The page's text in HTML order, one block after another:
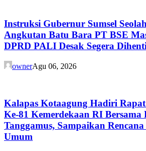
Instruksi Gubernur Sumsel
Angkutan Batu Bara PT BSE
DPRD PALI Desak Segera
ownerAgu 06, 2026
Kalapas Kotaagung Hadiri
Ke-81 Kemerdekaan RI Bersama
Tanggamus, Sampaikan
Umum